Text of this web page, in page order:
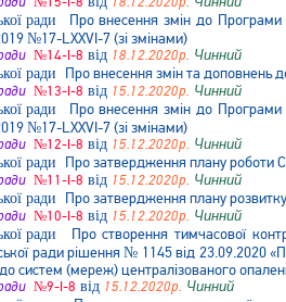
Про внесення змін до Програми
№17-LXXVI-7 (зі змінами)
№14-І-8 від 18.12.2020р. Чинний
Про внесення змін та доповнень
№13-І-8 від 15.12.2020р. Чинний
Про внесення змін до Програми
№17-LXXVI-7 (зі змінами)
№12-І-8 від 15.12.2020р. Чинний
Про затвердження плану роботи
№11-І-8 від 15.12.2020р. Чинний
Про затвердження плану
№10-І-8 від 15.12.2020р. Чинний
Про створення тимчасової
ради рішення № 1145 від 23.09.2020
систем (мереж) централізованого
№9-І-8 від 15.12.2020р. Чинний